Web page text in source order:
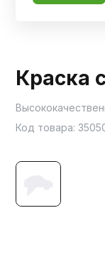
Краска
Код товара: